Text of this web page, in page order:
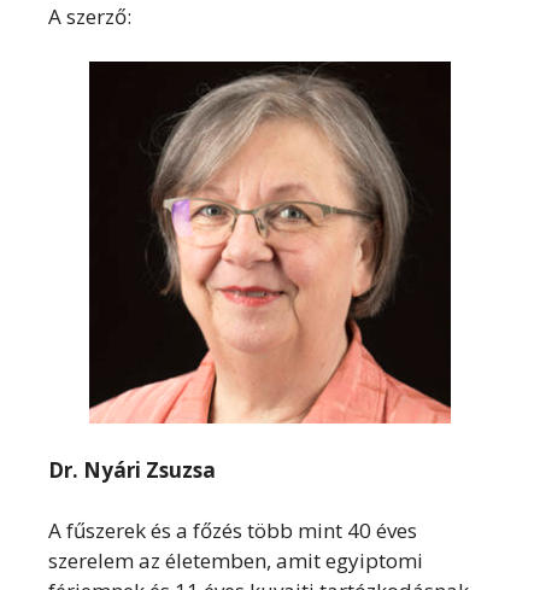
A szerző:
Dr. Nyári Zsuzsa
A fűszerek és a főzés több mint 40 éves
szerelem az életemben, amit egyiptomi